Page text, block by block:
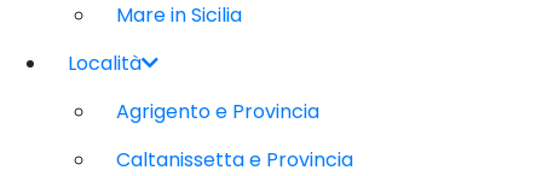
Mare in Sicilia
Località
Agrigento e Provincia
Caltanissetta e Provincia